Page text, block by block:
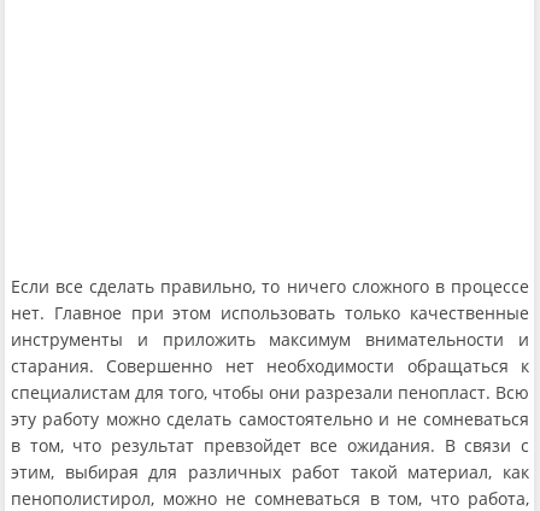
Если все сделать правильно, то ничего сложного в процессе
нет. Главное при этом использовать только качественные
инструменты и приложить максимум внимательности и
старания. Совершенно нет необходимости обращаться к
специалистам для того, чтобы они разрезали пенопласт. Всю
эту работу можно сделать самостоятельно и не сомневаться
в том, что результат превзойдет все ожидания. В связи с
этим, выбирая для различных работ такой материал, как
пенополистирол, можно не сомневаться в том, что работа,